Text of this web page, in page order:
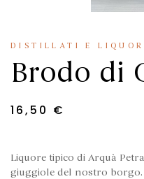
DISTILLATI E
Brodo di
16,50 €
Liquore tipico di Arquà
giuggiole del nostro